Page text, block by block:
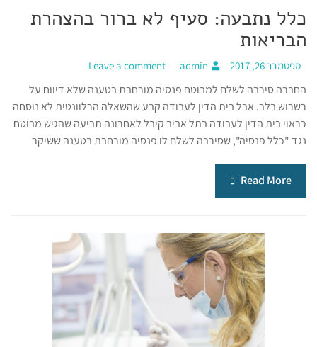
כלל נתבעה: סעיף לא ברור בהצהרת
הבריאות
ספטמבר 26, 2017 admin
Leave a comment
החברה סירבה לשלם למבוטח פנסיה מורחבת בטענה שלא דיווח על
רשרוש בלב. אבל בית הדין לעבודה קבע שהשאלה הרלוונטית לא נוסחה
כראוי בית הדין לעבודה בתל אביב קיבל לאחרונה תביעה שהגיש מבוטח
נגד "כלל פנסיה", שסירבה לשלם לו פנסיה מורחבת בטענה ששיקר
Read More